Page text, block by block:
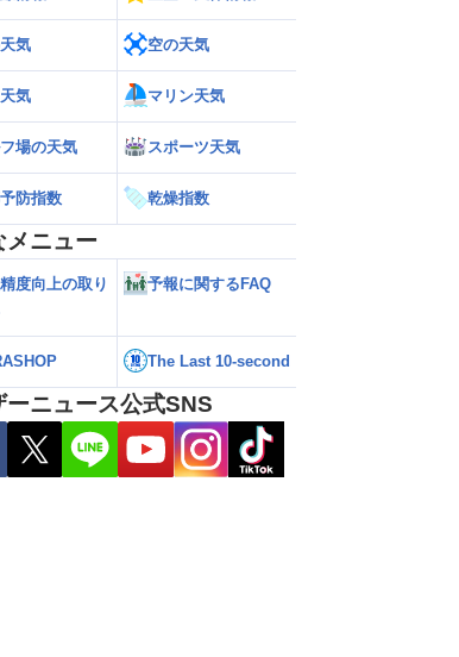
日本列
らつき
【台風13号 2026年】沖縄本島に最接近
れ（7日13時更新）
気 空の天気
気 マリン天気
場の天気 スポーツ天気
防指数 乾燥指数
メニュー
度向上の取り
予報に関するFAQ
The Last 10-second
ーニュース公式SNS